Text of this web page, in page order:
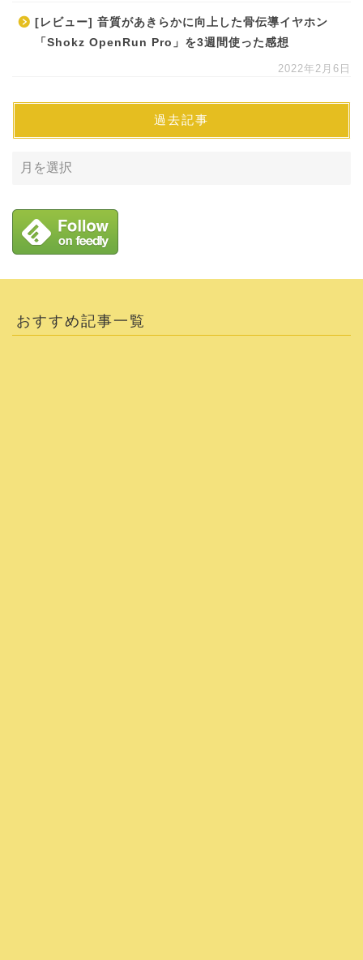
[レビュー] 音質があきらかに向上した骨伝導イヤホン
「Shokz OpenRun Pro」を3週間使った感想
2022年2月6日
過去記事
おすすめ記事一覧